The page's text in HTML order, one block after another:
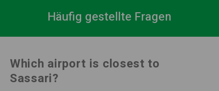
Häufig gestellte Fragen
Which airport is closest to
Sassari?